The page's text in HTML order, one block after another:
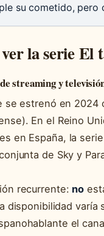
su cometido, pero
la serie
streaming y
se estrenó en 2024
En el Reino
en España, la
de Sky y
recurrente: no
disponibilidad
el